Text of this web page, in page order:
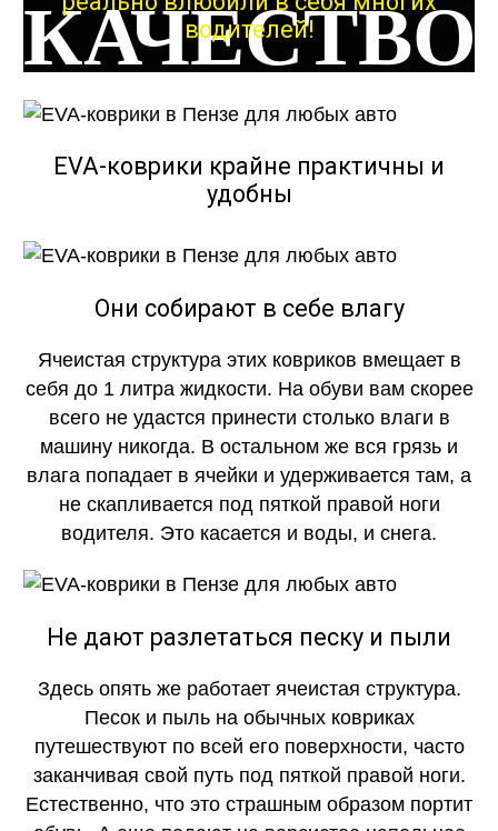
КАЧЕСТВО
ОГОНЬ
КАЧЕСТВО
ОГОНЬ
водителей!
EVA-коврики крайне практичны и
удобны
Они собирают в себе влагу
Ячеистая структура этих ковриков вмещает в
себя до 1 литра жидкости. На обуви вам скорее
всего не удастся принести столько влаги в
машину никогда. В остальном же вся грязь и
влага попадает в ячейки и удерживается там, а
не скапливается под пяткой правой ноги
водителя. Это касается и воды, и снега.
Не дают разлетаться песку и пыли
Здесь опять же работает ячеистая структура.
Песок и пыль на обычных ковриках
путешествуют по всей его поверхности, часто
заканчивая свой путь под пяткой правой ноги.
Естественно, что это страшным образом портит